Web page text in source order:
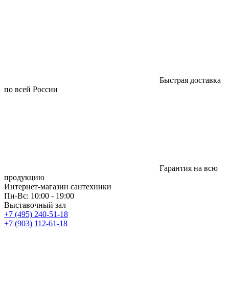
Быстрая доставка
по всей России
Гарантия на всю
продукцию
Интернет-магазин сантехники
Пн-Вс: 10:00 - 19:00
Выставочный зал
+7 (495) 240-51-18
+7 (903) 112-61-18